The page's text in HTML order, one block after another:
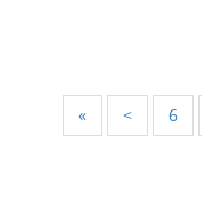
« < 6